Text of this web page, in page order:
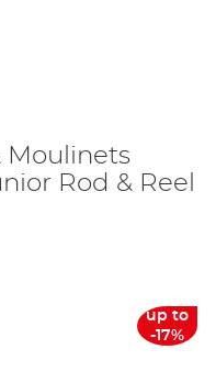
Moulinets
Rod & Reel
up to
-17%